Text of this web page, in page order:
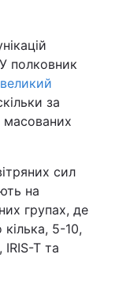
полковник
великий
за
масованих
сил
на
групах, де
5-10,
T та